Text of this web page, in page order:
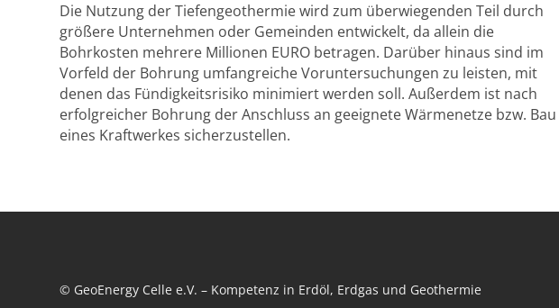
Die Nutzung der Tiefengeothermie wird zum überwiegenden Teil durch
größere Unternehmen oder Gemeinden entwickelt, da allein die
Bohrkosten mehrere Millionen EURO betragen. Darüber hinaus sind im
Vorfeld der Bohrung umfangreiche Voruntersuchungen zu leisten, mit
denen das Fündigkeitsrisiko minimiert werden soll. Außerdem ist nach
erfolgreicher Bohrung der Anschluss an geeignete Wärmenetze bzw. Bau
eines Kraftwerkes sicherzustellen.
© GeoEnergy Celle e.V. – Kompetenz in Erdöl, Erdgas und Geothermie